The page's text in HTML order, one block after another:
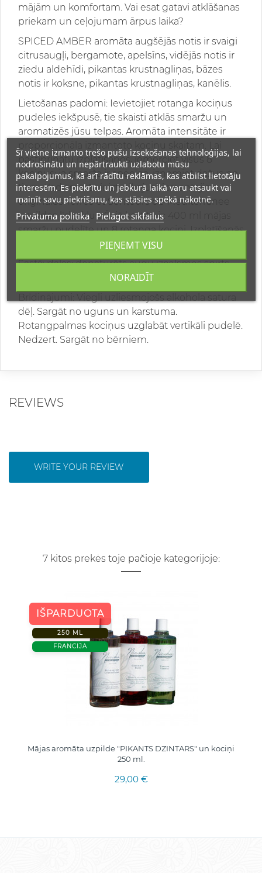
mājām un komfortam. Vai esat gatavi atklāšanas
priekam un ceļojumam ārpus laika?
SPICED AMBER aromāta augšējās notis ir svaigi
citrusaugļi, bergamote, apelsīns, vidējās notis ir
ziedu aldehīdi, pikantas krustnagliņas, bāzes
notis ir koksne, pikantas krustnagliņas, kanēlis.
Lietošanas padomi: Ievietojiet rotanga kociņus
pudeles iekšpusē, tie skaisti atklās smaržu un
aromatizēs jūsu telpas. Aromāta intensitāte ir
pastiprinātu izplatīšanos, iemērciet visus 8
kociņus; ja smarža ir spēcīga, izņemiet dažus no
tiem. Kad smarža ir iztvaikojusi, izmantojiet
oriģinālos Terres et Senteurs de Mediterranee
uzpildes līdzekļus. Šajā kastītē ir: 400 ml mājas
smaržu pudelīte un 8 rotanga kociņi. Izplatīšanās
ilgums: ~ 8 mēneši.
Sastāvdaļas: denaturēts augu izcelsmes spirts,
dēļ. Sargāt no uguns un karstuma.
Rotangpalmas kociņus uzglabāt vertikāli pudelē.
Nedzert. Sargāt no bērniem.
REVIEWS
WRITE YOUR REVIEW
7 kitos prekės toje pačioje kategorijoje:
IŠPARDUOTA
250 ML
FRANCIJA
Mājas aromāta uzpilde "PIKANTS DZINTARS" un kociņi
250 ml.
29,00 €
Šī vietne izmanto trešo pušu izsekošanas tehnoloģijas, lai
nodrošinātu un nepārtraukti uzlabotu mūsu
pakalpojumus, kā arī rādītu reklāmas, kas atbilst lietotāju
interesēm. Es piekrītu un jebkurā laikā varu atsaukt vai
mainīt savu piekrišanu, kas stāsies spēkā nākotnē.
Privātuma politika Pielāgot sīkfailus
NORAIDĪT
PIEŅEMT VISU